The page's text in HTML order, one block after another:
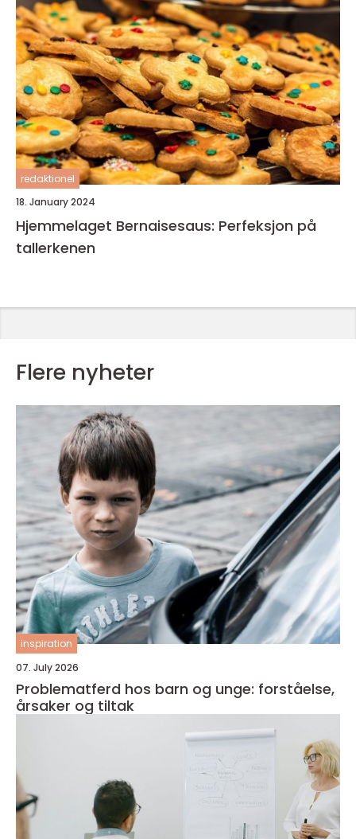
redaktionel
18. January 2024
Hjemmelaget Bernaisesaus: Perfeksjon på
tallerkenen
Flere nyheter
inspiration
07. July 2026
Problematferd hos barn og unge: forståelse,
årsaker og tiltak